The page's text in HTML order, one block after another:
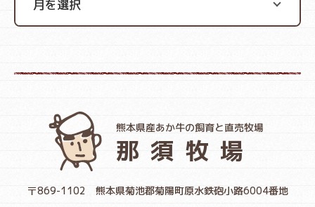
熊本県産あか牛の飼育と直売牧場
那須牧場
〒869-1102 熊本県菊池郡菊陽町原水鉄砲小路6004番地